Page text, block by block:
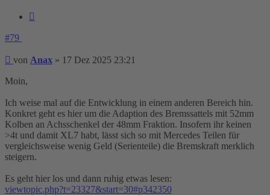
#79
Beitrag
von Anax » 17 Dez 2025 23:21
Moin,
Ich weise mal auf die Entwicklung in einem anderen Bereich hin.
Konkret geht es hier um die Adaption des Bremssattels mit 52mm
Kolben an Achsschenkel der 48mm Fraktion. Insofern ihr keinen
>4t und damit XL7 habt, lässt sich so mit Mercedes Teilen für
vergleichsweise wenig Geld (Serienteile) die Bremskraft merklich
steigern.
Es geht hier los und dann ruhig etwas lesen:
viewtopic.php?t=23327&start=30#p342350